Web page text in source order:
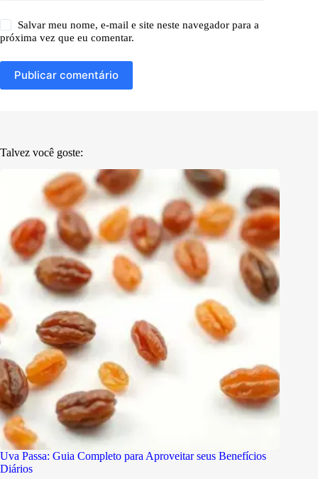
Salvar meu nome, e-mail e site neste navegador para a
próxima vez que eu comentar.
Publicar comentário
Talvez você goste:
Uva Passa: Guia Completo para Aproveitar seus Benefícios
Diários